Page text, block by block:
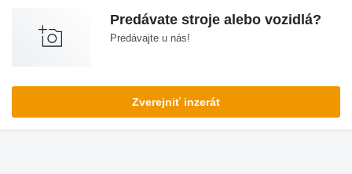
Predávate stroje alebo vozidlá?
Predávajte u nás!
Zverejniť inzerát